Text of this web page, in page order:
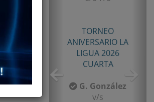
TORNEO
ANIVERSARIO LA
LIGUA 2026
CUARTA
G. González
v/s